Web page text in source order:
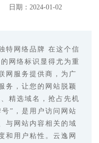
日期：2024-01-02
特网络品牌 在这个信
网络标识显得尤为重
网服务提供商，为广
务，让您的网站脱颖
精选域名，抢占先机
”，是用户访问网站
与网站内容相关的域
和用户粘性。云逸网